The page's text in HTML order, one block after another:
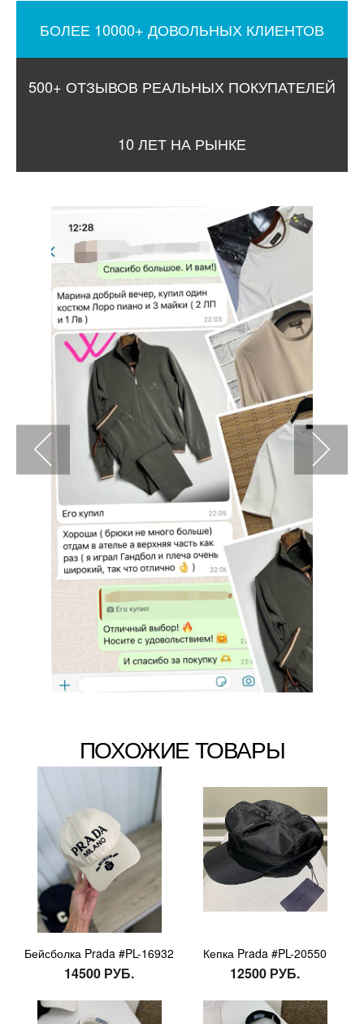
БОЛЕЕ 10000+ ДОВОЛЬНЫХ КЛИЕНТОВ
500+ ОТЗЫВОВ РЕАЛЬНЫХ ПОКУПАТЕЛЕЙ
10 ЛЕТ НА РЫНКЕ
ПОХОЖИЕ ТОВАРЫ
Бейсболка Prada #PL-16932
14500 РУБ.
Кепка Prada #PL-20550
12500 РУБ.